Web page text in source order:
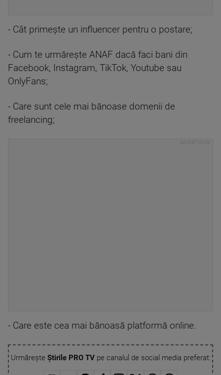
- Cât primește un influencer pentru o postare;
- Cum te urmărește ANAF dacă faci bani din
Facebook, Instagram, TikTok, Youtube sau
OnlyFans;
- Care sunt cele mai bănoase domenii de
freelancing;
- Care este cea mai bănoasă platformă online.
Urmărește Știrile PRO TVpe canalul de social media preferat: